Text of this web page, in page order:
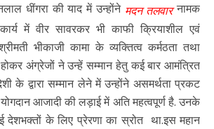
धींगरा की याद में उन्होंने मदन तलवारनामक
में वीर सावरकर भी काफी क्रियाशील एवं
भीकाजी कामा के व्यक्तित्व कर्मठता तथा
होकर अंग्रेजों ने उन्हें सम्मान हेतु कई बार आमंत्रित
के द्वारा सम्मान लेने में उन्होंने असमर्थता प्रकट
आजादी की लड़ाई में अति महत्वपूर्ण है. उनके
देशभक्तों के लिए प्रेरणा का स्रोत था.इस महान